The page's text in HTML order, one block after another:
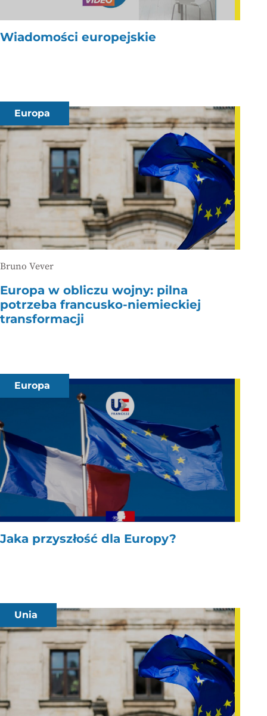
Wiadomości europejskie
Europa
Bruno Vever
Europa w obliczu wojny: pilna
potrzeba francusko-niemieckiej
transformacji
Europa
Jaka przyszłość dla Europy?
Unia